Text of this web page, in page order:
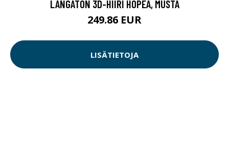
LANGATON 3D-HIIRI HOPEA, MUSTA
249.86 EUR
LISÄTIETOJA